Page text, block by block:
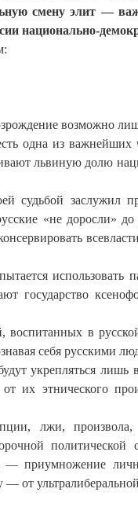
смену элит —
национально-
возможно
одна из
львиную долю
судьбой
«не доросли»
использовать
государство
в
себя русскими
укрепляться
их этнического
лжи,
— приумножение
от